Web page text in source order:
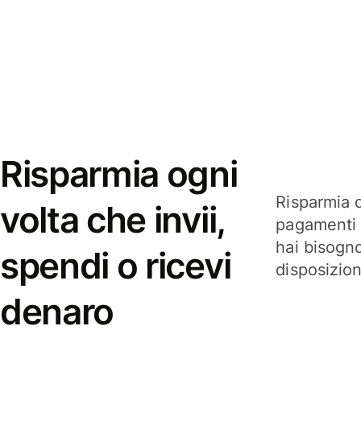
Risparmia ogni
volta che invii,
spendi o ricevi
denaro
Risparmia
hai